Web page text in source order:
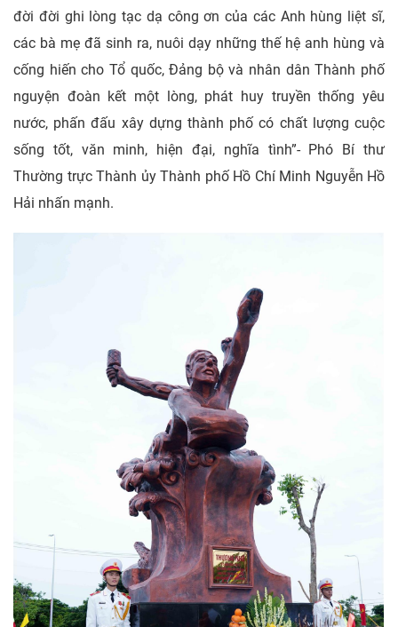
đời đời ghi lòng tạc dạ công ơn của các Anh hùng liệt sĩ,
các bà mẹ đã sinh ra, nuôi dạy những thế hệ anh hùng và
cống hiến cho Tổ quốc, Đảng bộ và nhân dân Thành phố
nguyện đoàn kết một lòng, phát huy truyền thống yêu
nước, phấn đấu xây dựng thành phố có chất lượng cuộc
sống tốt, văn minh, hiện đại, nghĩa tình”- Phó Bí thư
Thường trực Thành ủy Thành phố Hồ Chí Minh Nguyễn Hồ
Hải nhấn mạnh.